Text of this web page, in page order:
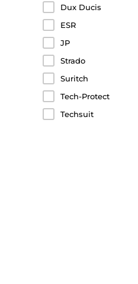
Dux Ducis
ESR
JP
Strado
Suritch
Tech-Protect
Techsuit